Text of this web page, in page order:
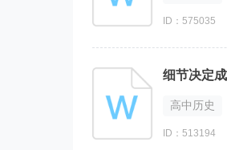
ID：575035
细节决定
高中历史
ID：513194